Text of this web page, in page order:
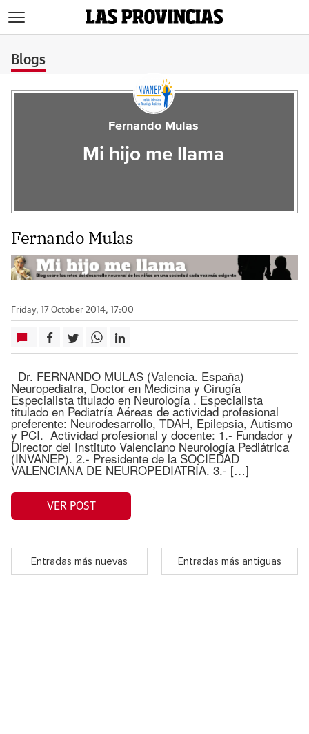
Blogs
Fernando Mulas
Mi hijo me llama
Fernando Mulas
Friday, 17 October 2014, 17:00
Dr. FERNANDO MULAS (Valencia. España)
Neuropediatra, Doctor en Medicina y Cirugía
Especialista titulado en Neurología . Especialista
titulado en Pediatría Aéreas de actividad profesional
preferente: Neurodesarrollo, TDAH, Epilepsia, Autismo
y PCI. Actividad profesional y docente: 1.- Fundador y
Director del Instituto Valenciano Neurología Pediátrica
(INVANEP). 2.- Presidente de la SOCIEDAD
VALENCIANA DE NEUROPEDIATRÍA. 3.- […]
VER POST
Entradas más nuevas Entradas más antiguas